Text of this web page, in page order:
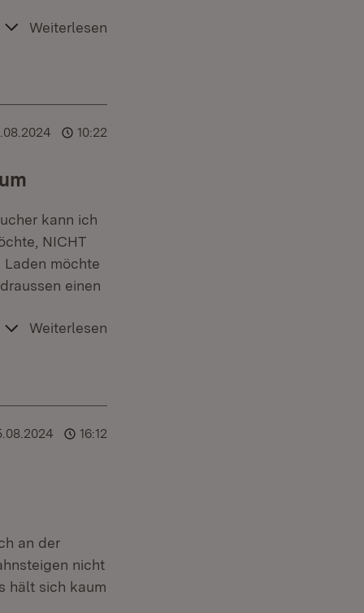
Weiterlesen
10:22
kann ich
NICHT
möchte
einen
Weiterlesen
16:12
an der
nicht
hält sich kaum